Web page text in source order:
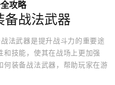
攻略
备战法武器
法武器是提升战斗力的重要途
和技能，使其在战场上更加强
何装备战法武器，帮助玩家在游